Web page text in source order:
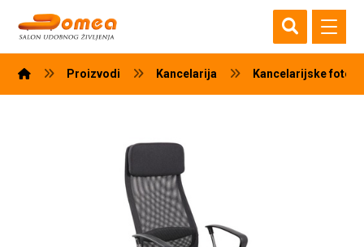
Proizvodi Kancelarija Kancelarijske fotelje